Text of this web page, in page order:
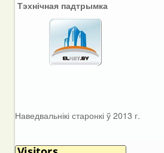
Тэхнічная падтрымка
Наведвальнікі старонкі ў 2013 г.